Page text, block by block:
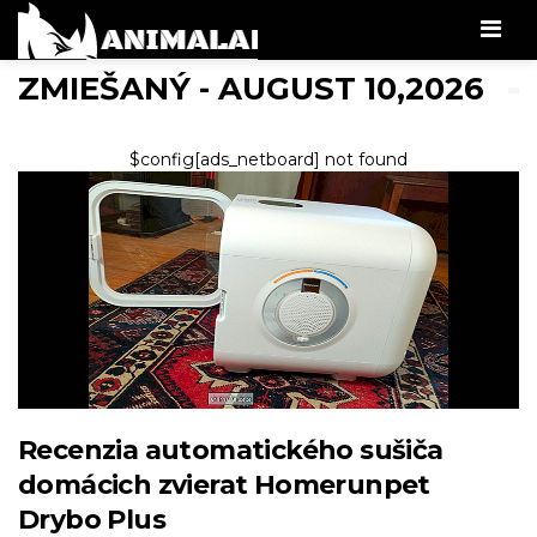
ZMIEŠANÝ - AUGUST 10,2026
$config[ads_netboard] not found
Recenzia automatického sušiča
domácich zvierat Homerunpet
Drybo Plus